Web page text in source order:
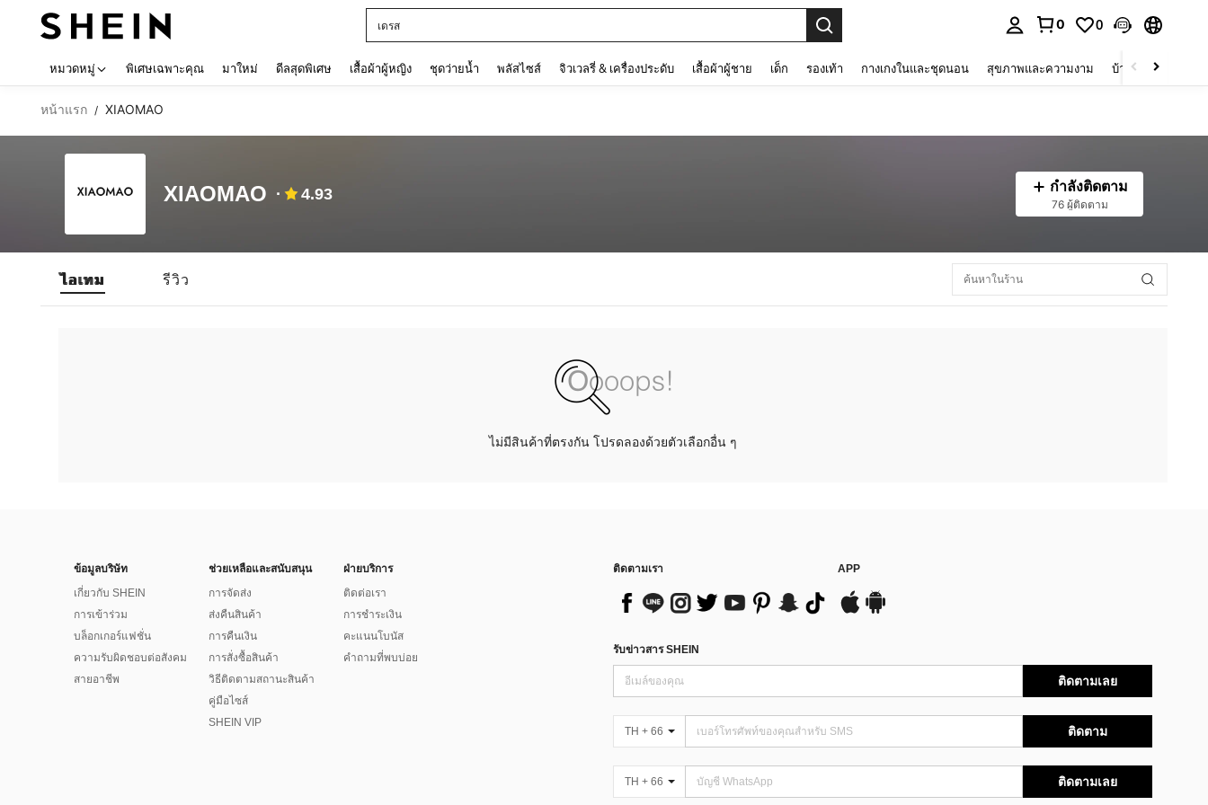
เดรส
0 0
หมวดหมู่ พิเศษเฉพาะคุณ มาใหม่ ดีลสุดพิเศษ เสื้อผ้าผู้หญิง ชุดว่ายน้ำ พลัสไซส์ จิวเวลรี่ & เครื่องประดับ เสื้อผ้าผู้ชาย เด็ก รองเท้า กางเกงในและชุดนอน สุขภาพและความงาม บ้านและที่อยู่อาศัย
หน้าแรก / XIAOMAO
XIAOMAO 4.93 กำลังติดตาม
76 ผู้ติดตาม
ไอเทม รีวิว
ไม่มีสินค้าที่ตรงกัน โปรดลองด้วยตัวเลือกอื่น ๆ
ข้อมูลบริษัท
เกี่ยวกับ SHEIN
การเข้าร่วม
บล็อกเกอร์แฟชั่น
ความรับผิดชอบต่อสังคม
สายอาชีพ
ช่วยเหลือและสนับสนุน
การจัดส่ง
ส่งคืนสินค้า
การคืนเงิน
การสั่งซื้อสินค้า
วิธีติดตามสถานะสินค้า
คู่มือไซส์
SHEIN VIP
ฝ่ายบริการ
ติดต่อเรา
การชำระเงิน
คะแนนโบนัส
คำถามที่พบบ่อย
ติดตามเรา APP
รับข่าวสาร SHEIN
ติดตามเลย
TH + 66 ติดตาม
TH + 66 ติดตามเลย